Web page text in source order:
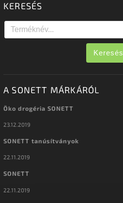
KERESÉS
Keresés
A SONETT MÁRKÁRÓL
Öko drogéria SONETT
23.12.2019
SONETT tanúsítványok
22.11.2019
SONETT
22.11.2019